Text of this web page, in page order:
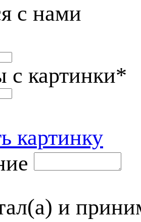
с нами
картинки*
картинку
и